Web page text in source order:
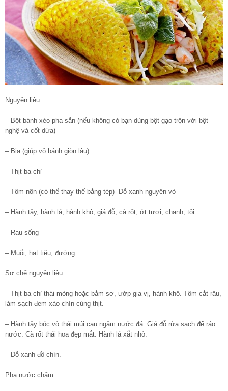
Nguyên liệu:
– Bột bánh xèo pha sẵn (nếu không có bạn dùng bột gạo trộn với bột
nghệ và cốt dừa)
– Bia (giúp vỏ bánh giòn lâu)
– Thịt ba chỉ
– Tôm nõn (có thể thay thế bằng tép)- Đỗ xanh nguyên vỏ
– Hành tây, hành lá, hành khô, giá đỗ, cà rốt, ớt tươi, chanh, tỏi.
– Rau sống
– Muối, hạt tiêu, đường
Sơ chế nguyên liệu:
– Thịt ba chỉ thái mỏng hoặc bằm sơ, ướp gia vị, hành khô. Tôm cắt râu,
làm sạch đem xào chín cùng thịt.
– Hành tây bóc vỏ thái múi cau ngâm nước đá. Giá đỗ rửa sạch để ráo
nước. Cà rốt thái hoa đẹp mắt. Hành lá xắt nhỏ.
– Đỗ xanh đồ chín.
Pha nước chấm: